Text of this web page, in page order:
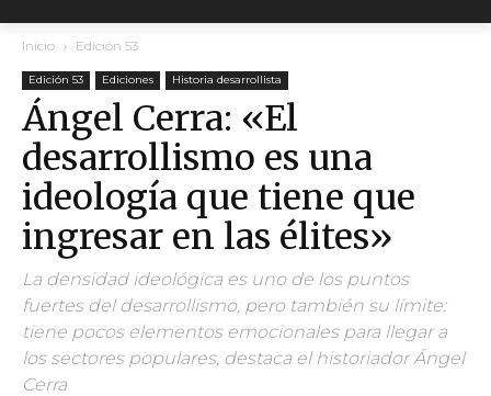
Inicio Edición 53
Edición 53 Ediciones Historia desarrollista
Ángel Cerra: «El
desarrollismo es una
ideología que tiene que
ingresar en las élites»
La densidad ideológica es uno de los puntos
fuertes del desarrollismo, pero también su límite:
tiene pocos elementos emocionales para llegar a
los sectores populares, destaca el historiador Ángel
Cerra